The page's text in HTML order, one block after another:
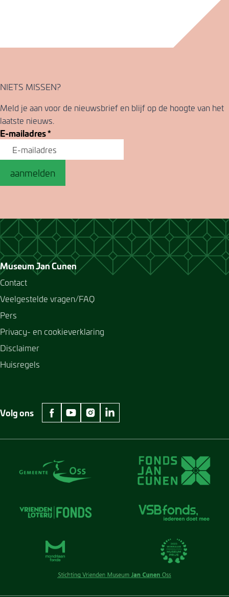
NIETS MISSEN?
Meld je aan voor de nieuwsbrief en blijf op de hoogte van het
laatste nieuws.
E-mailadres*
aanmelden
Museum Jan Cunen
Contact
Veelgestelde vragen/FAQ
Pers
Privacy- en cookieverklaring
Disclaimer
Huisregels
Volg ons
facebook Museum Jan Cunen
youtube Museum Jan Cunen
instagram Museum Jan Cunen
linkedin Museum Jan Cunen